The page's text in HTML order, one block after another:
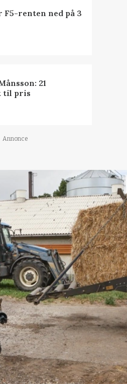
F5-renten ned på 3
21
til pris
Annonce